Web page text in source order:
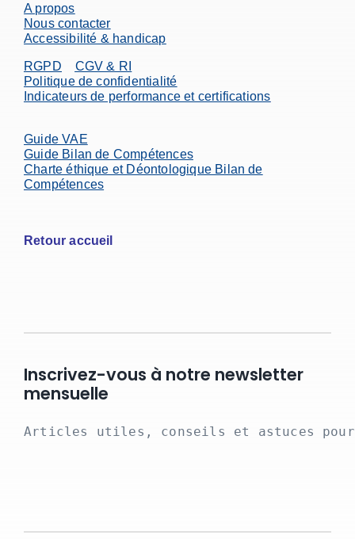
A propos
Nous contacter
Accessibilité & handicap
RGPD
CGV & RI
Politique de confidentialité
Indicateurs de performance et certifications
Guide VAE
Guide Bilan de Compétences
Charte éthique et Déontologique Bilan de
Compétences
Retour accueil
Inscrivez-vous à notre newsletter
mensuelle
Articles utiles, conseils et astuces